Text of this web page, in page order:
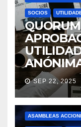
SOCIOS
SEP 22, 2025
ASAMBLEAS